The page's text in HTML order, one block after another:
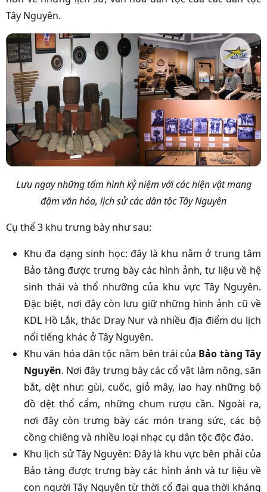
Tây Nguyên.
Lưu ngay những tấm hình kỷ niệm với các hiện vật mang
đậm văn hóa, lịch sử các dân tộc Tây Nguyên
Cụ thể 3 khu trưng bày như sau:
Khu đa dạng sinh học: đây là khu nằm ở trung tâm
Bảo tàng được trưng bày các hình ảnh, tư liệu về hệ
sinh thái và thổ nhưỡng của khu vực Tây Nguyên.
Đặc biệt, nơi đây còn lưu giữ những hình ảnh cũ về
KDL Hồ Lắk, thác Dray Nur và nhiều địa điểm du lịch
nổi tiếng khác ở Tây Nguyên.
Khu văn hóa dân tộc nằm bên trái của Bảo tàng Tây
Nguyên. Nơi đây trưng bày các cổ vật làm nông, săn
bắt, dệt như: gùi, cuốc, giỏ mây, lao hay những bộ
đồ dệt thổ cẩm, những chum rượu cần. Ngoài ra,
nơi đây còn trưng bày các món trang sức, các bộ
cồng chiêng và nhiều loại nhạc cụ dân tộc độc đáo.
Khu lịch sử Tây Nguyên: Đây là khu vực bên phải của
Bảo tàng được trưng bày các hình ảnh và tư liệu về
con người Tây Nguyên từ thời cổ đại qua thời kháng